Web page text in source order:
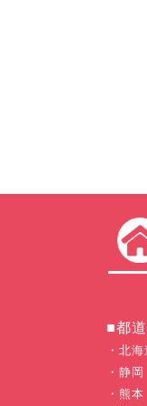
■都
北海
静岡
熊本